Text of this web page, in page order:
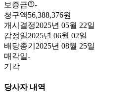
보증금
-
청구액56,388,376원
개시결정2025년 05월 22일
감정일2025년 06월 02일
배당종기 2025년 08월 25일
매각일-
기각
당사자 내역